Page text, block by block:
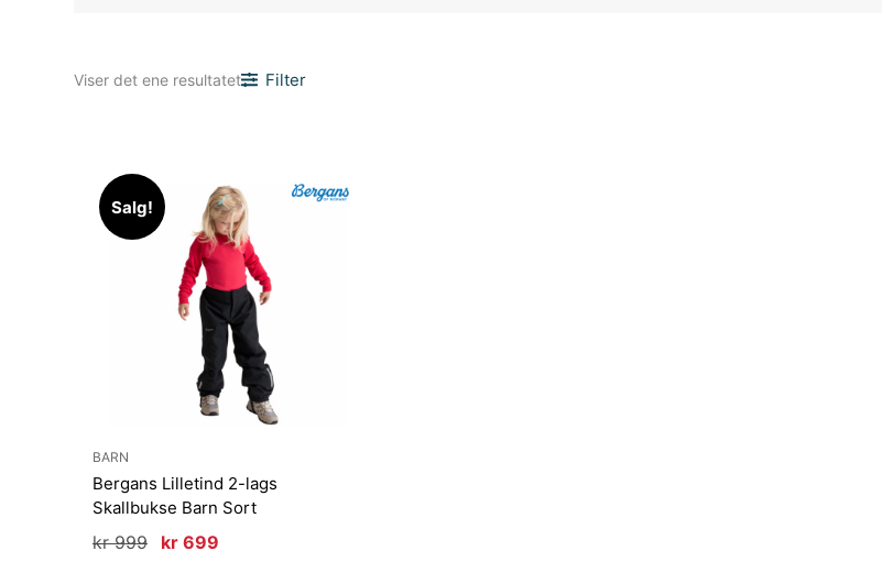
Viser det ene resultatet Filter
Salg!
BARN
Bergans Lilletind 2-lags
Skallbukse Barn Sort
kr999
Opprinnelig
kr 699